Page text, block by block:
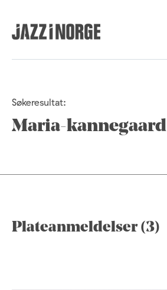
Søkeresultat:
Maria-kannegaard
Plateanmeldelser (3)